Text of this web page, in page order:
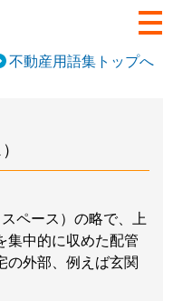
不動産用語集トップへ
ペース）の略で、上
集中的に収めた配管
の外部、例えば玄関